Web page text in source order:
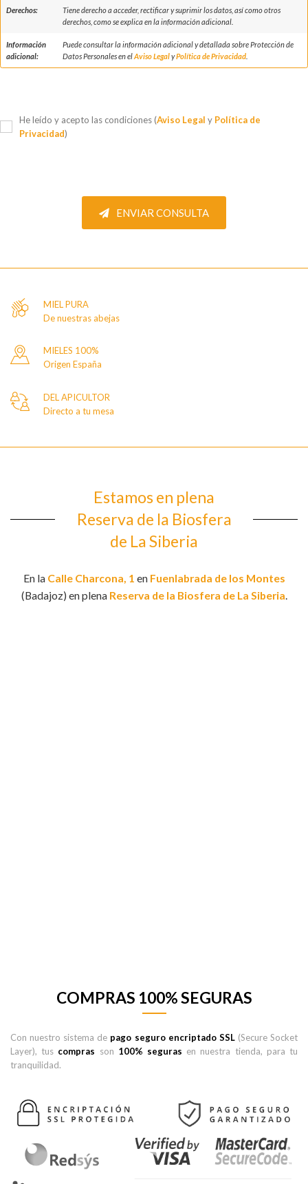
Derechos:
Tiene derecho a acceder, rectificar y suprimir los datos, así como otros
derechos, como se explica en la información adicional.
Información
adicional:
Puede consultar la información adicional y detallada sobre Protección de
Datos Personales en elAviso LegalyPolítica de Privacidad
He leído y acepto las condiciones (Aviso Legal y Política de
Privacidad)
ENVIAR CONSULTA
MIEL PURA
De nuestras abejas
MIELES 100%
Origen España
DEL APICULTOR
Directo a tu mesa
Estamos en plena
Reserva de la Biosfera
de La Siberia
En la Calle Charcona, 1 en Fuenlabrada de los Montes
(Badajoz) en plena Reserva de la Biosfera de La Siberia.
COMPRAS 100% SEGURAS
Con nuestro sistema de pago seguro encriptado SSL(Secure Socket
Layer), tus compras son 100% seguras en nuestra tienda, para tu
tranquilidad.